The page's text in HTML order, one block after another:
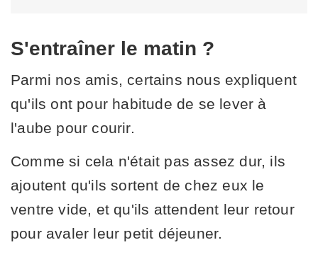
S'entraîner le matin ?
Parmi nos amis, certains nous expliquent
qu'ils ont pour habitude de se lever à
l'aube pour courir.
Comme si cela n'était pas assez dur, ils
ajoutent qu'ils sortent de chez eux le
ventre vide, et qu'ils attendent leur retour
pour avaler leur petit déjeuner.